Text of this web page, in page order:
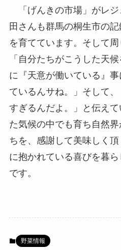
「げんきの市場」がレジ
田さんも群馬の桐生市の
を育てています。そして
「自分たちがこうした天
に『天意が働いている』
ているんサね。」そして
すぎるんだよ。」と伝え
た気候の中でも育ち自然
ちを、感謝して美味しく
に抱かれている喜びを暮
です。
野菜情報